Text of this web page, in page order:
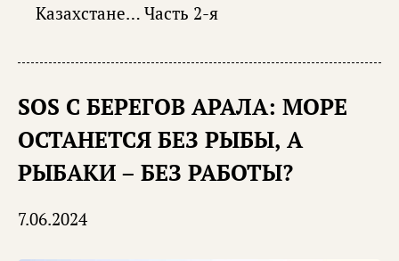
Казахстане… Часть 2-я
SOS С БЕРЕГОВ АРАЛА: МОРЕ
ОСТАНЕТСЯ БЕЗ РЫБЫ, А
РЫБАКИ – БЕЗ РАБОТЫ?
7.06.2024